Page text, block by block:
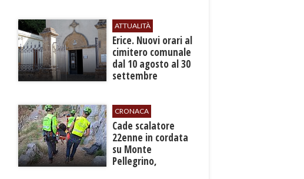
ATTUALITÀ
​Erice. Nuovi orari al
cimitero comunale
dal 10 agosto al 30
settembre
CRONACA
​Cade scalatore
22enne in cordata
su Monte
Pellegrino,